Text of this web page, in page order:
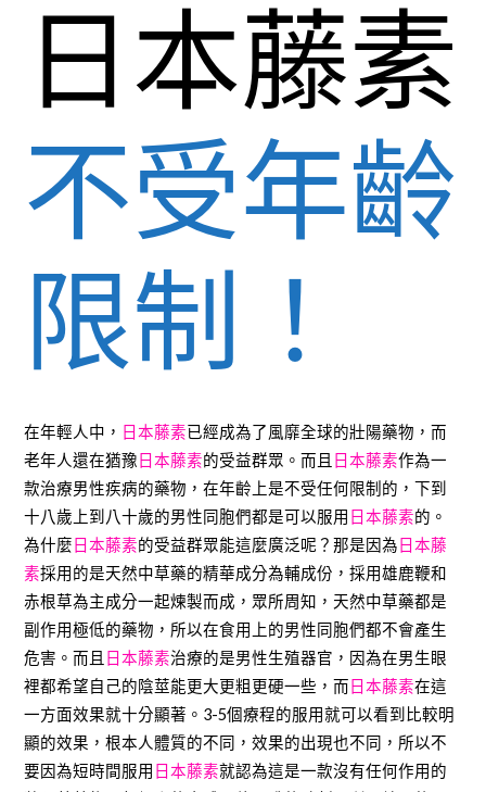
日本藤素
不受年齡
限制！
在年輕人中， 日本藤素已經成為了風靡全球的壯陽藥物，而
老年人還在猶豫 日本藤素的受益群眾。而且 日本藤素作為一
款治療男性疾病的藥物，在年齡上是不受任何限制的，下到
十八歲上到八十歲的男性同胞們都是可以服用 日本藤素的。
為什麼 日本藤素的受益群眾能這麼廣泛呢？那是因為 日本藤
素採用的是天然中草藥的精華成分為輔成份，採用雄鹿鞭和
赤根草為主成分一起煉製而成，眾所周知，天然中草藥都是
副作用極低的藥物，所以在食用上的男性同胞們都不會產生
危害。而且 日本藤素治療的是男性生殖器官，因為在男生眼
裡都希望自己的陰莖能更大更粗更硬一些，而 日本藤素在這
一方面效果就十分顯著。3-5個療程的服用就可以看到比較明
顯的效果，根本人體質的不同，效果的出現也不同，所以不
要因為短時間服用 日本藤素就認為這是一款沒有任何作用的